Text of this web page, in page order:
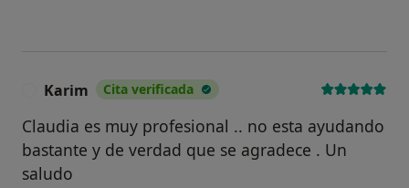
Karim Cita verificada
Claudia es muy profesional .. no esta ayudando
bastante y de verdad que se agradece . Un
saludo